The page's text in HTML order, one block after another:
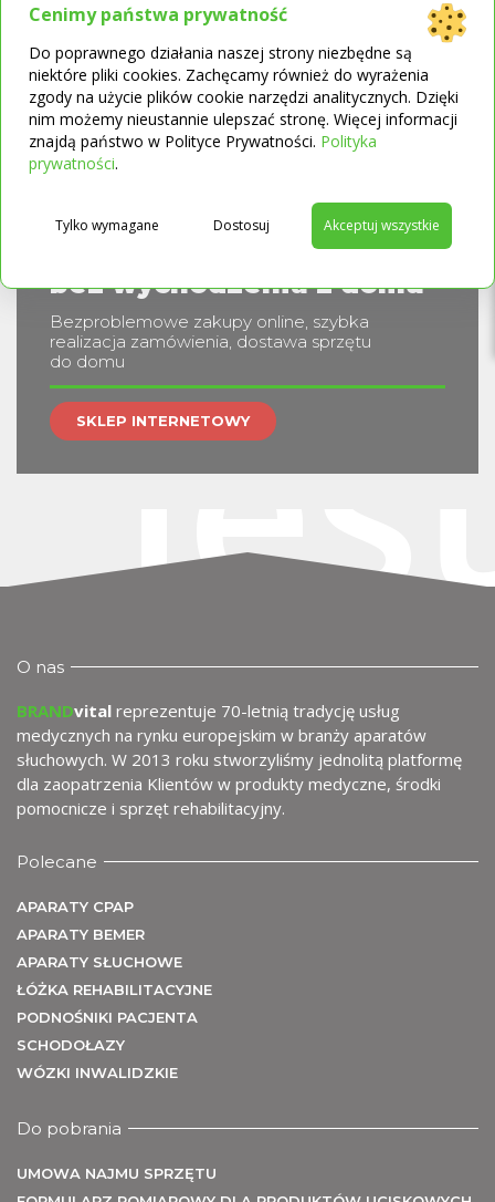
WÓZKI INWALIDZKIE
ŁÓŻKA REHABILITACYJNE
ŁÓŻKA REHABILITACYJNE I MATERACE
PRZECIWODLEŻYNOWE
Kupuj wygodnie
bez wychodzenia z domu
Bezproblemowe zakupy online, szybka
realizacja zamówienia, dostawa sprzętu
do domu
SKLEP INTERNETOWY
O nas
BRANDvital reprezentuje 70-letnią tradycję usług
medycznych na rynku europejskim w branży aparatów
słuchowych. W 2013 roku stworzyliśmy jednolitą platformę
dla zaopatrzenia Klientów w produkty medyczne, środki
pomocnicze i sprzęt rehabilitacyjny.
Polecane
APARATY CPAP
APARATY BEMER
APARATY SŁUCHOWE
ŁÓŻKA REHABILITACYJNE
PODNOŚNIKI PACJENTA
SCHODOŁAZY
WÓZKI INWALIDZKIE
Do pobrania
UMOWA NAJMU SPRZĘTU
Cenimy państwa prywatność
Do poprawnego działania naszej strony niezbędne są
niektóre pliki cookies. Zachęcamy również do wyrażenia
zgody na użycie plików cookie narzędzi analitycznych. Dzięki
nim możemy nieustannie ulepszać stronę. Więcej informacji
znajdą państwo w Polityce Prywatności. Polityka
prywatności.
Dostosuj
Tylko wymagane Akceptuj wszystkie
To